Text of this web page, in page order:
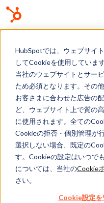
HubSpotでは、ウェブサイ
してCookieを使用していま
当社のウェブサイトとサー
ため必須となります。その
お客さまに合わせた広告の
ど、ウェブサイト上で質の
に使用されます。全ての
Cookieの拒否・個別管理が
選択しない場合、既定の
す。Cookieの設定はいつで
については、当社のCookie
さい。
Cookie設定を
ワークフロー
お客さまへの大切な
ト情報を少しでも早
ため、本コンテンツ
者を介さない自動翻
正確な最新情報